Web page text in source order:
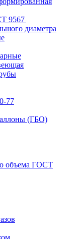
9567
диаметра
77
(ГБО)
объема ГОСТ